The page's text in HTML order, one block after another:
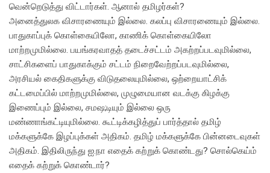
வென்றெடுத்து விட்டார்கள். ஆனால் தமிழர்கள்?
அனைத்துலக விசாரணையும் இல்லை. கலப்பு விசாரணையும் இல்லை.
பாதுகாப்புக் கொள்கையிலோ, காணிக் கொள்கையிலோ
மாற்றமுமில்லை. பயங்கரவாதத் தடைச்சட்டம் அகற்றப்படவுமில்லை,
சாட்சிகளைப் பாதுகாக்கும் சட்டம் நிறைவேற்றப்படவுமில்லை,
அரசியல் கைதிகளுக்கு விடுதலையுமில்லை, ஒற்றையாட்சிக்
கட்டமைப்பில் மாற்றமுமில்லை, முழுமையான வடக்கு கிழக்கு
இணைப்பும் இல்லை, சமஷ;டியும் இல்லை ஒரு
மண்ணாங்கட்டியுமில்லை. கூட்டிக்கழித்துப் பார்த்தால் தமிழ்
மக்களுக்கே இழப்புக்கள் அதிகம். தமிழ் மக்களுக்கே பின்னடைவுகள்
அதிகம். இதிலிருந்து ஐ.நா எதைக் கற்றுக் கொண்டது? சொல்கெய்ம்
எதைக் கற்றுக் கொண்டார்?